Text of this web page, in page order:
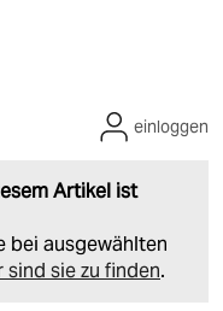
Artikel ist
bei ausgewählten
sind sie zu finden.
einloggen